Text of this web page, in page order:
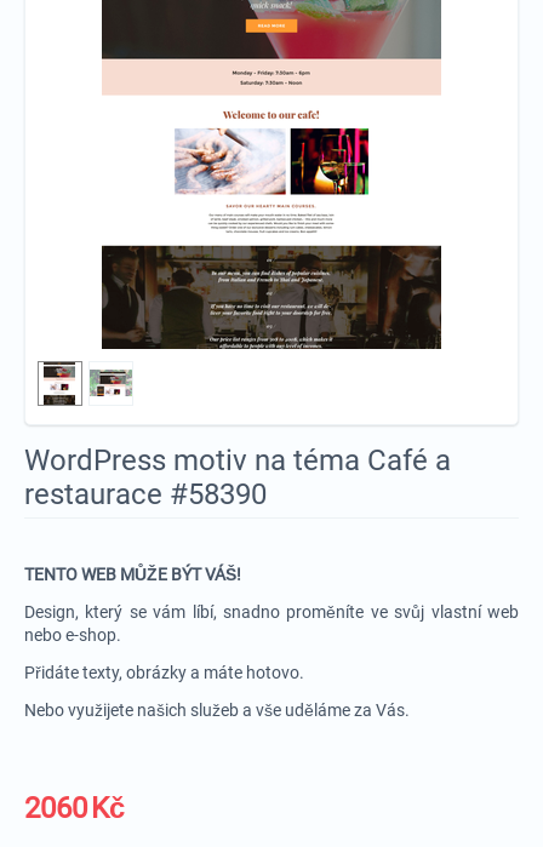
WordPress motiv na téma Café a
restaurace #58390
TENTO WEB MŮŽE BÝT VÁŠ!
Design, který se vám líbí, snadno proměníte ve svůj vlastní web
nebo e-shop.
Přidáte texty, obrázky a máte hotovo.
Nebo využijete našich služeb a vše uděláme za Vás.
2060Kč